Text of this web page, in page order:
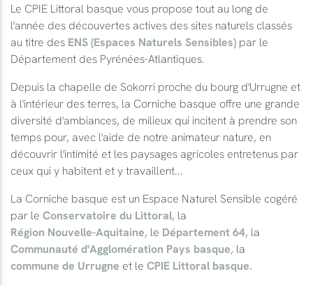
Le CPIE Littoral basque vous propose tout au long de
l'année des découvertes actives des sites naturels classés
au titre des ENS (Espaces Naturels Sensibles) par le
Département des Pyrénées-Atlantiques.
Depuis la chapelle de Sokorri proche du bourg d'Urrugne et
à l'intérieur des terres, la Corniche basque offre une grande
diversité d'ambiances, de milieux qui incitent à prendre son
temps pour, avec l'aide de notre animateur nature, en
découvrir l'intimité et les paysages agricoles entretenus par
ceux qui y habitent et y travaillent...
La Corniche basque est un Espace Naturel Sensible cogéré
par le Conservatoire du Littoral, la
Région Nouvelle-Aquitaine, le Département 64, la
Communauté d'Agglomération Pays basque, la
commune de Urrugne et le CPIE Littoral basque.